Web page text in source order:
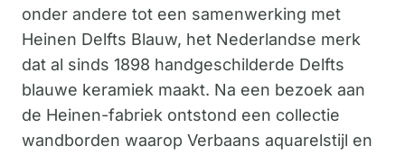
onder andere tot een samenwerking met
Heinen Delfts Blauw, het Nederlandse merk
dat al sinds 1898 handgeschilderde Delfts
blauwe keramiek maakt. Na een bezoek aan
de Heinen-fabriek ontstond een collectie
wandborden waarop Verbaans aquarelstijl en